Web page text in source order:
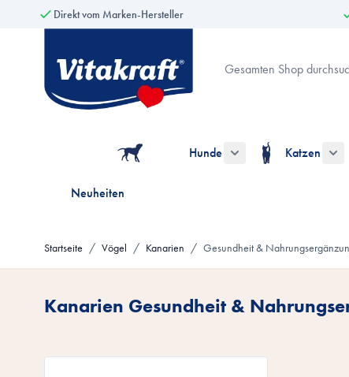
Direkt vom Marken-Hersteller
Hunde
Untermenü für die
Katzen
Neuheiten
Startseite / Vögel / Kanarien / Gesundheit &
Kanarien Gesundheit &